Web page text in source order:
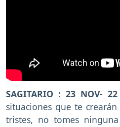
SAGITARIO : 23 NOV-
situaciones que te
tristes, no tomes